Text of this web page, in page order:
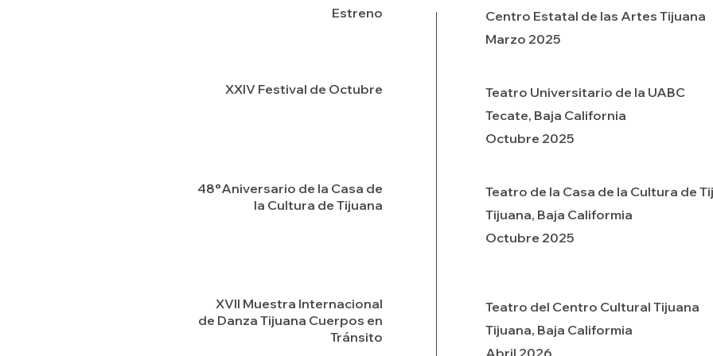
Estreno
XXIV Festival de Octubre
48°Aniversario de la Casa de
la Cultura de Tijuana
XVII Muestra Internacional
de Danza Tijuana Cuerpos en
Tránsito
Centro Estatal de las Artes Tijuana
Marzo 2025
Teatro Universitario de la UABC
Tecate, Baja California
Octubre 2025
Teatro de la Casa de la Cultura de
Tijuana, Baja Califormia
Octubre 2025
Teatro del Centro Cultural Tijuana
Tijuana, Baja Califormia
Abril 2026